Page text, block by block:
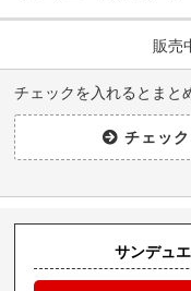
販売
チェックを入れるとまと
サンデュ